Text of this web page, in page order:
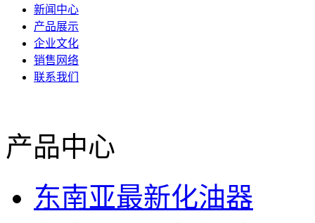
新闻中心
产品展示
企业文化
销售网络
联系我们
产品中心
东南亚最新化油器